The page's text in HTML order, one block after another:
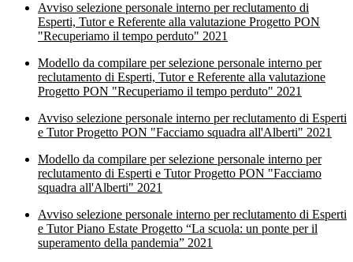
Avviso selezione personale interno per reclutamento di
Esperti, Tutor e Referente alla valutazione Progetto PON
"Recuperiamo il tempo perduto" 2021
Modello da compilare per selezione personale interno per
reclutamento di Esperti, Tutor e Referente alla valutazione
Progetto PON "Recuperiamo il tempo perduto" 2021
Avviso selezione personale interno per reclutamento di Esperti
e Tutor Progetto PON "Facciamo squadra all'Alberti" 2021
Modello da compilare per selezione personale interno per
reclutamento di Esperti e Tutor Progetto PON "Facciamo
squadra all'Alberti" 2021
Avviso selezione personale interno per reclutamento di Esperti
e Tutor Piano Estate Progetto “La scuola: un ponte per il
superamento della pandemia” 2021